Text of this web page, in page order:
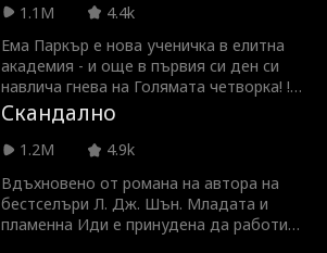
1.1M
4.4k
Ема Паркър е нова ученичка в елитна
академия - и още в първия си ден си
навлича гнева на Голямата четворка! !
етирима богати наследници, които
управляват академията, решават, че тя
е обществен враг номер едно. Но дали
Роуан Калоуей се държи като тиранин,
но наистина ли е безмилоствен
насилник? А Август Лангфорд
Скандално
1.2M
4.9k
Вдъхновено от романа на автора на
бестселъри Л. Дж. Шън. Младата и
пламенна Иди е принудена да работи